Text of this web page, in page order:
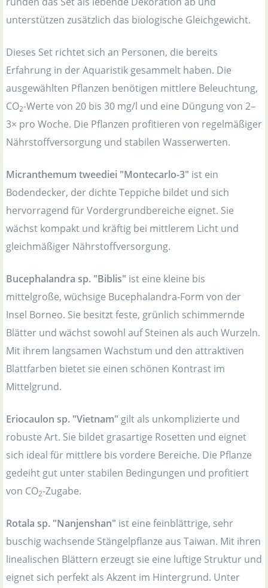
unterstützen zusätzlich das biologische Gleichgewicht.
Dieses Set richtet sich an Personen, die bereits
Erfahrung in der Aquaristik gesammelt haben. Die
ausgewählten Pflanzen benötigen mittlere Beleuchtung,
CO2-Werte von 20 bis 30 mg/l und eine Düngung von 2–
3× pro Woche. Die Pflanzen profitieren von regelmäßiger
Nährstoffversorgung und stabilen Wasserwerten.
Micranthemum tweediei "Montecarlo-3" ist ein
Bodendecker, der dichte Teppiche bildet und sich
hervorragend für Vordergrundbereiche eignet. Sie
wächst kompakt und kräftig bei mittlerem Licht und
gleichmäßiger Nährstoffversorgung.
Bucephalandra sp. "Biblis" ist eine kleine bis
mittelgroße, wüchsige Bucephalandra-Form von der
Insel Borneo. Sie besitzt feste, grünlich schimmernde
Blätter und wächst sowohl auf Steinen als auch Wurzeln.
Mit ihrem langsamen Wachstum und den attraktiven
Blattfarben bietet sie einen schönen Kontrast im
Mittelgrund.
Eriocaulon sp. "Vietnam" gilt als unkomplizierte und
robuste Art. Sie bildet grasartige Rosetten und eignet
sich ideal für mittlere bis vordere Bereiche. Die Pflanze
gedeiht gut unter stabilen Bedingungen und profitiert
von CO2-Zugabe.
Rotala sp. "Nanjenshan" ist eine feinblättrige, sehr
buschig wachsende Stängelpflanze aus Taiwan. Mit ihren
linealischen Blättern erzeugt sie eine luftige Struktur und
eignet sich perfekt als Akzent im Hintergrund. Unter